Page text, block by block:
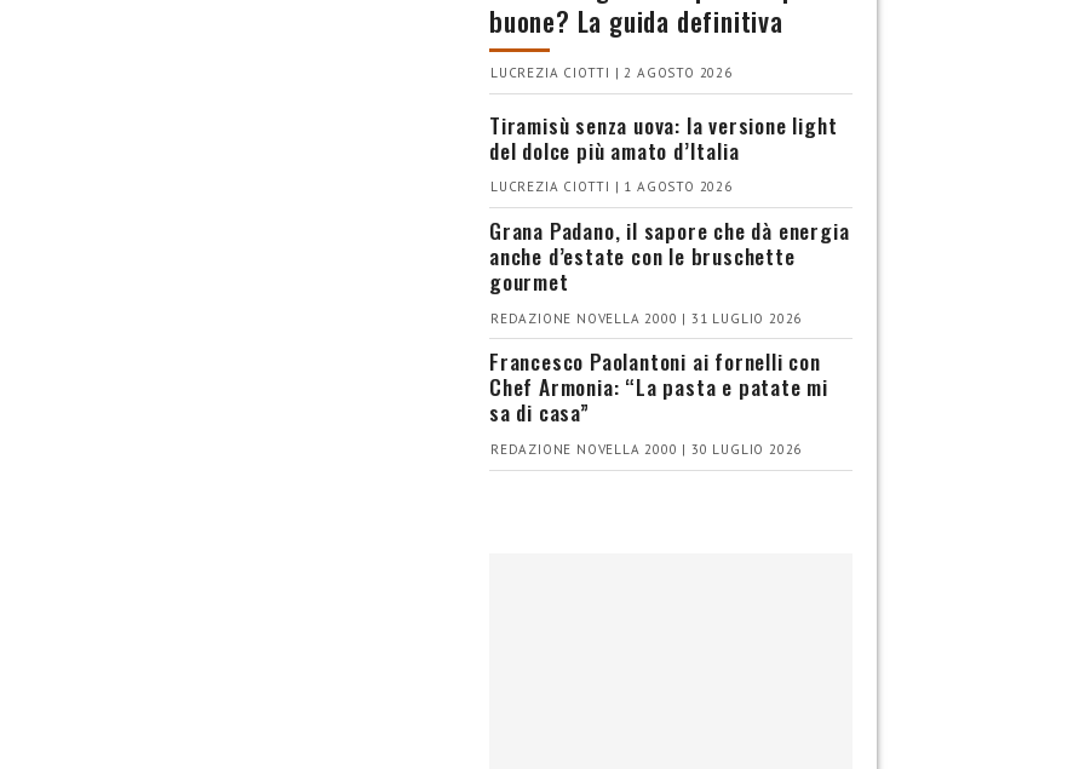
buone? La guida definitiva
LUCREZIA CIOTTI | 2 AGOSTO 2026
Tiramisù senza uova: la versione light
del dolce più amato d’Italia
LUCREZIA CIOTTI | 1 AGOSTO 2026
Grana Padano, il sapore che dà energia
anche d’estate con le bruschette
gourmet
REDAZIONE NOVELLA 2000 | 31 LUGLIO 2026
Francesco Paolantoni ai fornelli con
Chef Armonia: “La pasta e patate mi
sa di casa”
REDAZIONE NOVELLA 2000 | 30 LUGLIO 2026